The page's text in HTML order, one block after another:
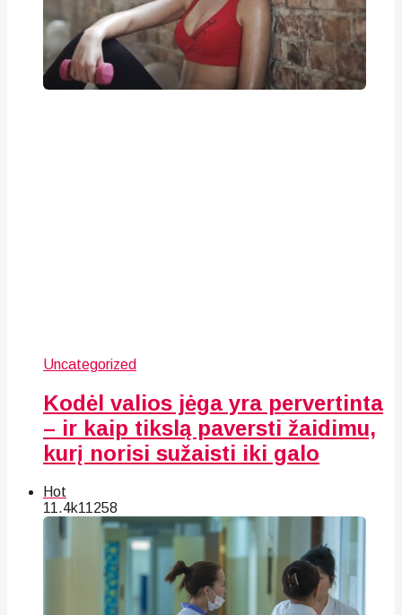
Uncategorized
Kodėl valios jėga yra pervertinta
– ir kaip tikslą paversti žaidimu,
kurį norisi sužaisti iki galo
Hot
11.4k11258